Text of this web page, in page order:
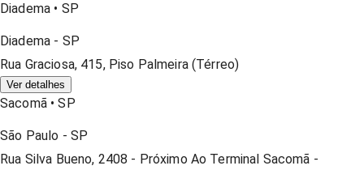
Diadema • SP
Diadema - SP
Rua Graciosa, 415, Piso Palmeira (térreo)
Ver detalhes
Sacomã• SP
São Paulo - SP
Rua Silva Bueno, 2408 - Próximo Ao Terminal Sacomã -